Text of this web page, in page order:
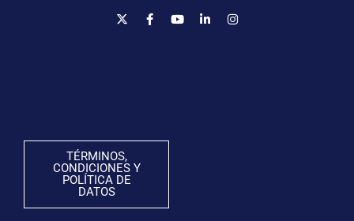
TÉRMINOS,
CONDICIONES Y
POLÍTICA DE
DATOS